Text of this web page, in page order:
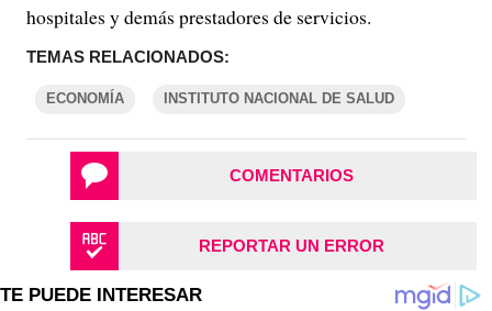
hospitales y demás prestadores de servicios.
TEMAS RELACIONADOS:
ECONOMÍA INSTITUTO NACIONAL DE SALUD
COMENTARIOS
REPORTAR UN ERROR